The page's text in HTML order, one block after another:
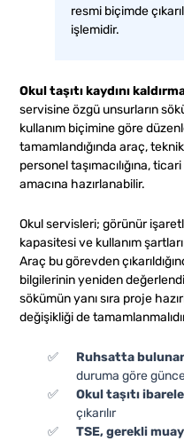
resmi biçimde
işlemidir.
Okul taşıtı kaydını
servisine özgü unsurların
kullanım biçimine göre
tamamlandığında araç,
personel taşımacılığına,
amacına hazırlanabilir.
Okul servisleri; görünür
kapasitesi ve kullanım
Araç bu görevden
bilgilerinin yeniden
sökümün yanı sıra proje
değişikliği de
Ruhsatta
duruma göre
Okul taşıtı
çıkarılır
TSE, gerekli